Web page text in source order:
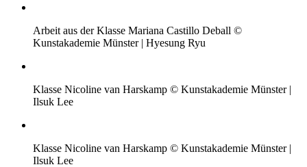
Arbeit aus der Klasse Mariana Castillo Deball ©
Kunstakademie Münster | Hyesung Ryu
Klasse Nicoline van Harskamp © Kunstakademie Münster |
Ilsuk Lee
Klasse Nicoline van Harskamp © Kunstakademie Münster |
Ilsuk Lee